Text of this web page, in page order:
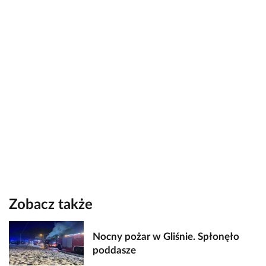
Zobacz także
Nocny pożar w Gliśnie. Spłonęło
poddasze